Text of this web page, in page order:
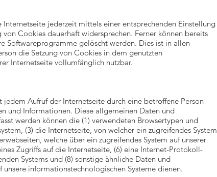
jederzeit mittels einer entsprechenden Einstellung
Cookies dauerhaft widersprechen. Ferner können bereits
Softwareprogramme gelöscht werden. Dies ist in allen
die Setzung von Cookies in dem genutzten
Internetseite vollumfänglich nutzbar.
Aufruf der Internetseite durch eine betroffene Person
und Informationen. Diese allgemeinen Daten und
werden können die (1) verwendeten Browsertypen und
(3) die Internetseite, von welcher ein zugreifendes System
welche über ein zugreifendes System auf unserer
Zugriffs auf die Internetseite, (6) eine Internet-Protokoll-
Systems und (8) sonstige ähnliche Daten und
informationstechnologischen Systeme dienen.